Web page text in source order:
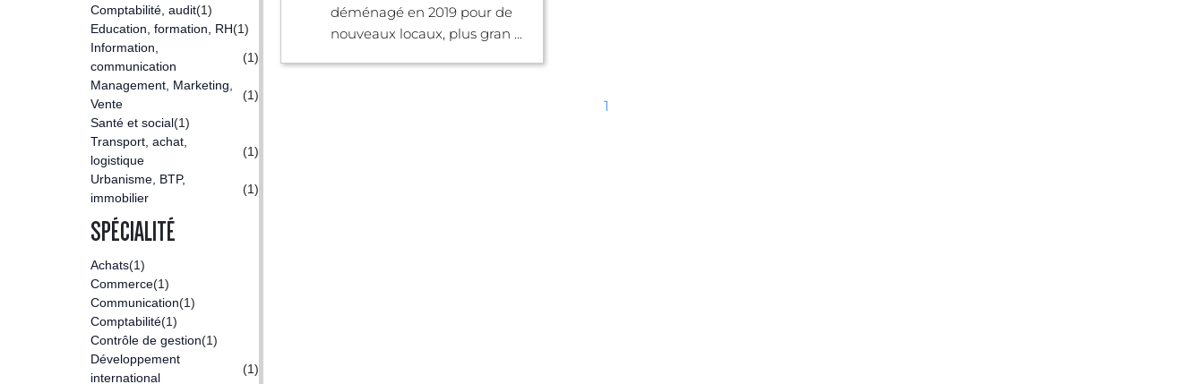
Comptabilité, audit(1)
Education, formation, RH(1)
Information,
communication
(1)
Management, Marketing,
Vente
(1)
Santé et social(1)
Transport, achat,
logistique
(1)
Urbanisme, BTP,
immobilier
(1)
SPÉCIALITÉ
Achats(1)
Commerce(1)
Communication(1)
Comptabilité(1)
Contrôle de gestion(1)
Développement
international
(1)
déménagé en 2019 pour de
nouveaux locaux, plus gran ...
1